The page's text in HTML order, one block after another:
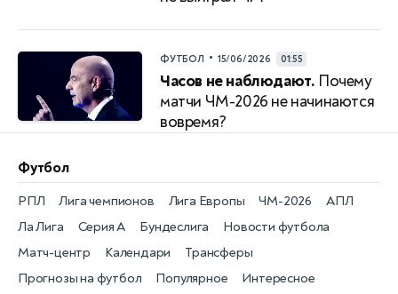
ФУТБОЛ • 15/06/2026 01:55
Часов не наблюдают. Почему
матчи ЧМ-2026 не начинаются
вовремя?
Футбол
Новости футбола
РПЛ
Матч-центр
Лига чемпионов
Календари
Лига Европы
Трансферы
ЧМ-2026
Прогнозы на футбол
АПЛ
Популярное
Ла Лига
Интересное
Серия А Бундеслига